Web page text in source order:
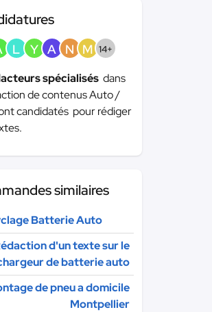
L Y A N M 14+
spécialisés dans
de contenus Auto /
candidatés pour rédiger
similaires
Batterie Auto
d'un texte sur le
de batterie auto
de pneu a domicile
Montpellier